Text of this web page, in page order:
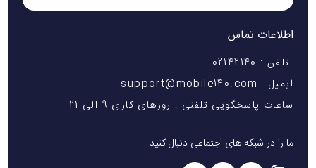
اطلاعات تماس
تلفن : 02142140
ایمیل : support@mobile140.com
ساعات پاسخگویی تلفنی : روزهای کاری 9 الی 21
ما را در شبکه های اجتماعی دنبال کنید